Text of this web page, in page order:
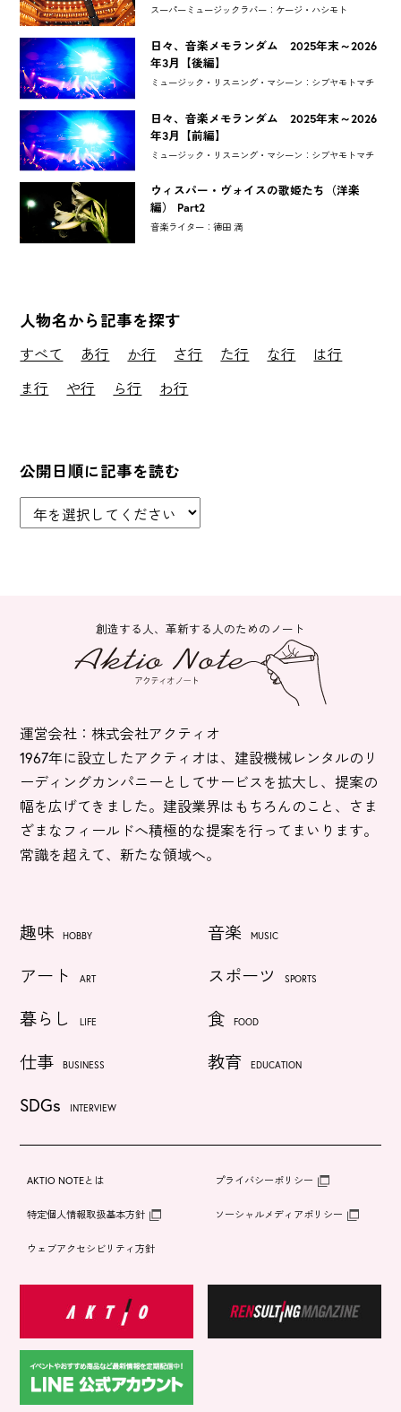
スーパーミュージックラバー：ケージ・ハシモト
日々、音楽メモランダム 2025年末～2026
年3月【後編】
ミュージック・リスニング・マシーン：シブヤモトマチ
日々、音楽メモランダム 2025年末～2026
年3月【前編】
ミュージック・リスニング・マシーン：シブヤモトマチ
ウィスパー・ヴォイスの歌姫たち（洋楽
編） Part2
音楽ライター：徳田 満
人物名から記事を探す
すべて あ行 か行 さ行 た行 な行
は行
ま行
や行 ら行 わ行
公開日順に記事を読む
創造する人、革新する人のためのノート
運営会社：株式会社アクティオ
1967年に設立したアクティオは、建設機械レンタルのリ
ーディングカンパニーとしてサービスを拡大し、提案の
幅を広げてきました。建設業界はもちろんのこと、さま
ざまなフィールドへ積極的な提案を行ってまいります。
常識を超えて、新たな領域へ。
趣味 HOBBY 音楽 MUSIC
アート ART スポーツ SPORTS
暮らし LIFE 食 FOOD
仕事 BUSINESS 教育 EDUCATION
SDGs INTERVIEW
AKTIO NOTEとは プライバシーポリシー
特定個人情報取扱基本方針 ソーシャルメディアポリシー
ウェブアクセシビリティ方針